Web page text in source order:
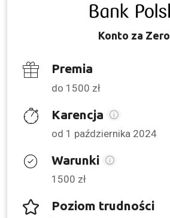
Konto za Zero
Premia
do 1500 zł
Karencja
od 1 października 2024
Warunki
1500 zł
Poziom trudności